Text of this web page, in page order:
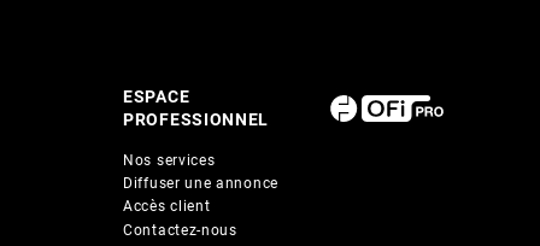
ESPACE
PROFESSIONNEL
Nos services
Diffuser une annonce
Accès client
Contactez-nous